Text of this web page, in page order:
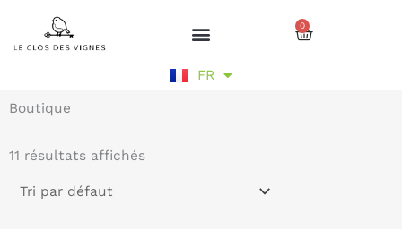
contenu
0
Cart
FR
DE
Boutique
11 résultats affichés